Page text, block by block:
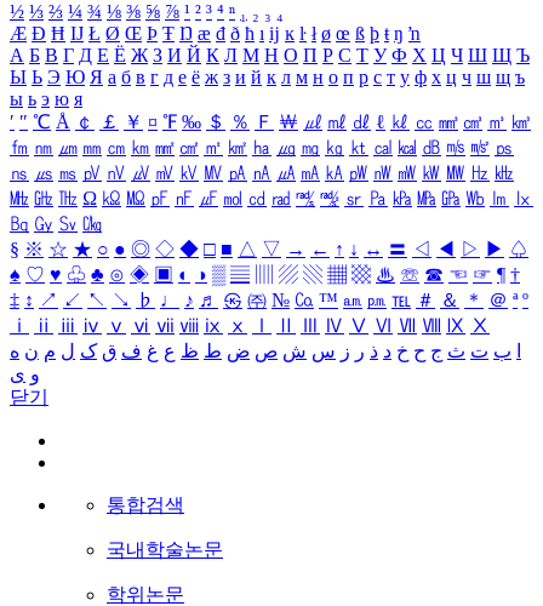
½ ⅓ ⅔ ¼ ¾ ⅛ ⅜ ⅝ ⅞ ¹ ² ³ ⁴ ⁿ ₁ ₂ ₃ ₄
Æ Ð Ħ Ĳ Ł Ø Œ Þ Ŧ Ŋ æ đ ð ħ ı ĳ ĸ ŀ ł ø œ ß þ ŧ ŋ ŉ
А Б В Г Д Е Ё Ж З И Й К Л М Н О П Р С Т У Ф Х Ц Ч Ш Щ Ъ
Ы Ь Э Ю Я а б в г д е ё ж з и й к л м н о п р с т у ф х ц ч ш щ ъ
ы ь э ю я
′ ″ ℃ Å ￠ ￡ ￥ ¤ ℉ ‰ ＄ ％ Ｆ ￦ ㎕ ㎖ ㎗ ℓ ㎘ ㏄ ㎣ ㎤ ㎥ ㎦
㎙ ㎚ ㎛ ㎜ ㎝ ㎞ ㎟ ㎠ ㎡ ㎢ ㏊ ㎍ ㎎ ㎏ ㏏ ㎈ ㎉ ㏈ ㎧ ㎨ ㎰
㎱ ㎲ ㎳ ㎴ ㎵ ㎶ ㎷ ㎸ ㎹ ㎀ ㎁ ㎂ ㎃ ㎄ ㎺ ㎻ ㎽ ㎾ ㎿ ㎐ ㎑
㎒ ㎓ ㎔ Ω ㏀ ㏁ ㎊ ㎋ ㎌ ㏖ ㏅ ㎭ ㎮ ㎯ ㏛ ㎩ ㎪ ㎫ ㎬ ㏝ ㏐
㏓
㏃ ㏉ ㏜ ㏆
§ ※ ☆ ★ ○ ● ◎ ◇ ◆ □ ■ △ ▽ → ← ↑ ↓ ↔ 〓 ◁ ◀ ▷ ▶ ♤
♠ ♡ ♥ ♧ ♣ ⊙ ◈ ▣ ◐ ◑ ▒ ▤ ▨ ▧ ▦ ▩ ♨ ☏ ☎ ☜ ☞ ¶ †
‡ ↕ ↗ ↙ ↖ ↘ ♭ ♩ ♪ ♬ ㉿ ㈜ № ㏇ ™ ㏂ ㏘ ℡ ＃ ＆ ＊ ＠ ª º
ⅰ
ⅱ ⅲ ⅳ ⅴ ⅵ ⅶ ⅷ ⅸ ⅹ Ⅳ Ⅴ Ⅵ Ⅶ Ⅷ Ⅸ Ⅹ
ب ت ث ج ح خ د ذ ر ز س ش ص ض ط ظ ع غ ف ق ک ل م ن ه
و ی
닫기
통합검색
국내학술논문
학위논문